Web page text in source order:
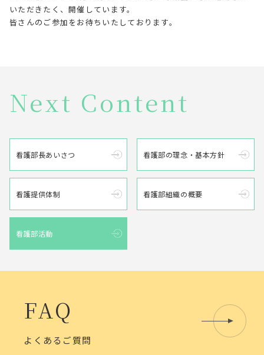
いただきたく、開催しています。
皆さんのご参加をお待ちいたしております。
Next Content
看護部長あいさつ 看護部の理念・基本方針
看護提供体制 看護部組織の概要
看護部活動
FAQ
よくあるご質問